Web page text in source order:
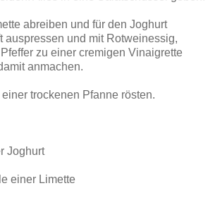
abreiben und für den Joghurt
auspressen und mit Rotweinessig,
zu einer cremigen Vinaigrette
anmachen.
trockenen Pfanne rösten.
Joghurt
einer Limette